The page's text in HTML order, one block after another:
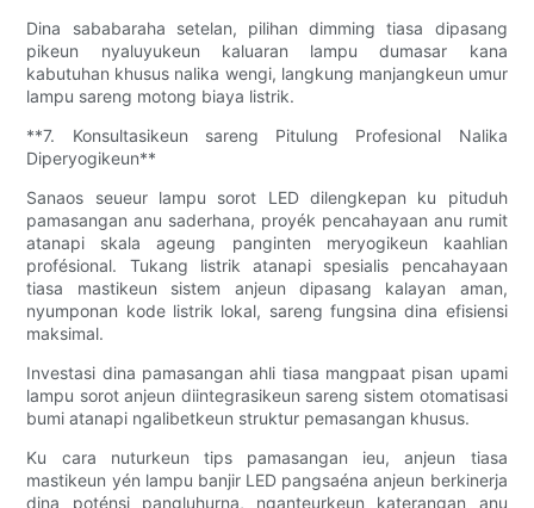
Dina sababaraha setelan, pilihan dimming tiasa dipasang
pikeun nyaluyukeun kaluaran lampu dumasar kana
kabutuhan khusus nalika wengi, langkung manjangkeun umur
lampu sareng motong biaya listrik.
**7. Konsultasikeun sareng Pitulung Profesional Nalika
Diperyogikeun**
Sanaos seueur lampu sorot LED dilengkepan ku pituduh
pamasangan anu saderhana, proyék pencahayaan anu rumit
atanapi skala ageung panginten meryogikeun kaahlian
profésional. Tukang listrik atanapi spesialis pencahayaan
tiasa mastikeun sistem anjeun dipasang kalayan aman,
nyumponan kode listrik lokal, sareng fungsina dina efisiensi
maksimal.
Investasi dina pamasangan ahli tiasa mangpaat pisan upami
lampu sorot anjeun diintegrasikeun sareng sistem otomatisasi
bumi atanapi ngalibetkeun struktur pemasangan khusus.
Ku cara nuturkeun tips pamasangan ieu, anjeun tiasa
mastikeun yén lampu banjir LED pangsaéna anjeun berkinerja
dina poténsi pangluhurna, nganteurkeun katerangan anu